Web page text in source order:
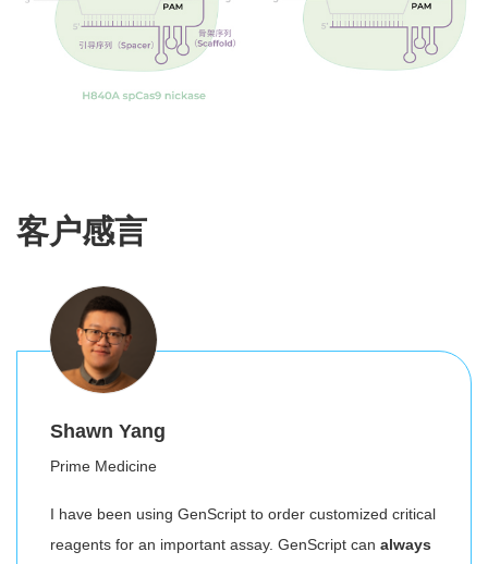
客户感言
Shawn Yang
Prime Medicine
I have been using GenScript to order customized critical
reagents for an important assay. GenScript can always